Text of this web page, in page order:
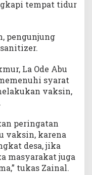
tempat tidur
pengunjung
La Ode Abu
syarat
vaksin,
peringatan
vaksin, karena
desa, jika
masyarakat juga
tukas Zainal.